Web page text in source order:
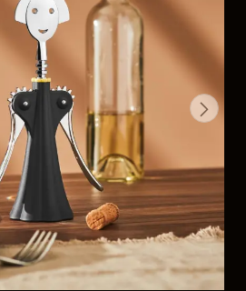
@cattelan.uy
Duravit
@tilobath
Adriani e
Rossi
@adrianierossi
Rubio
Monocoat
Pianca